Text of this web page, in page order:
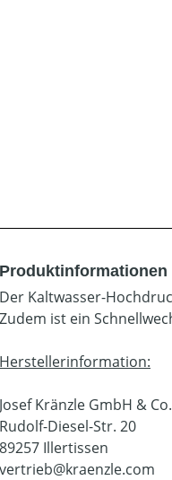
Der Kaltwasser-
Zudem ist ein
Herstellerinformation:
Josef Kränzle GmbH &
Rudolf-Diesel-Str. 20
89257 Illertissen
vertrieb@kraenzle.com